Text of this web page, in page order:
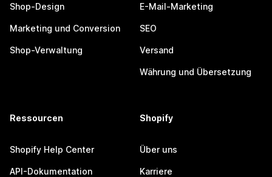
Shop-Design
Marketing und Conversion
Shop-Verwaltung
E-Mail-Marketing
SEO
Versand
Währung und Übersetzung
Ressourcen
Shopify Help Center
API-Dokumentation
Shopify
Über uns
Karriere